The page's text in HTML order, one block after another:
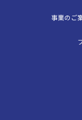
事業のご